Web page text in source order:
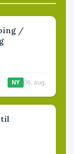
/
NY 06. aug.
til